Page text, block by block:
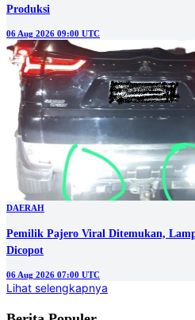
Produksi
06 Aug 2026 09:00 UTC
DAERAH
Pemilik Pajero Viral Ditemukan,
Dicopot
06 Aug 2026 07:00 UTC
Lihat selengkapnya